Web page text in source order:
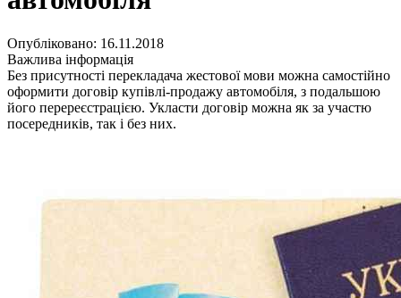
Кадрові зміни
Про глухих
Постаті в УТОГ
Все про УТОГ: ваші права, послуги та підтримка:
Важлива інформація
Благодійні справи
Історія глухих
Коронавірус
Всеукраїнська Рада голів обласних
організацій УТОГ
Опубліковано: 16.11.2018
Важлива інформація
Без присутності перекладача жестової мови можна самостійно
оформити договір купівлі-продажу автомобіля, з подальшою
його перереєстрацією. Укласти договір можна як за участю
посередників, так і без них.